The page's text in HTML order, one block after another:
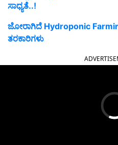
ಸಾಧ್ಯತೆ..!
ಜೋರಾಗಿದೆ Hydroponic
ತರಕಾರಿಗಳು